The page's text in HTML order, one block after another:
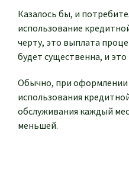
Казалось бы, и
использование
черту, это выплата
будет существенна, и
Обычно, при оформлении
использования
обслуживания каждый
меньшей.